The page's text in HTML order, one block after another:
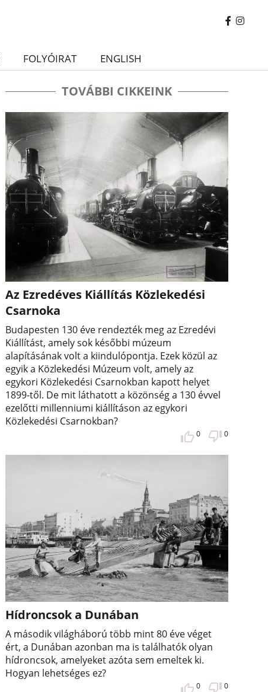
FOLYÓIRAT ENGLISH
TOVÁBBI CIKKEINK
Az Ezredéves Kiállítás Közlekedési
Csarnoka
Budapesten 130 éve rendezték meg az Ezredévi
Kiállítást, amely sok későbbi múzeum
alapításának volt a kiindulópontja. Ezek közül az
egyik a Közlekedési Múzeum volt, amely az
egykori Közlekedési Csarnokban kapott helyet
1899-től. De mit láthatott a közönség a 130 évvel
ezelőtti millenniumi kiállításon az egykori
Közlekedési Csarnokban?
0 0
Hídroncsok a Dunában
A második világháború több mint 80 éve véget
ért, a Dunában azonban ma is találhatók olyan
hídroncsok, amelyeket azóta sem emeltek ki.
Hogyan lehetséges ez?
0 0